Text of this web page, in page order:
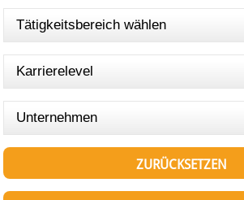
Tätigkeitsbereich wählen
Karrierelevel
Unternehmen
ZURÜCKSETZEN